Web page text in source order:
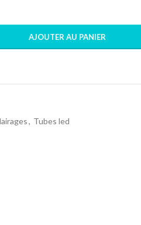
AJOUTER AU PANIER
, Tubes led